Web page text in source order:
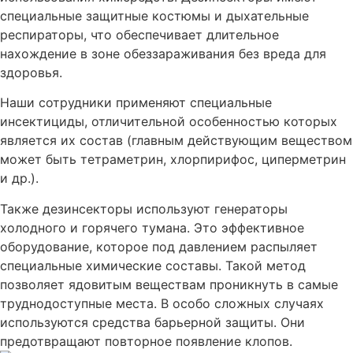
специальные защитные костюмы и дыхательные
респираторы, что обеспечивает длительное
нахождение в зоне обеззараживания без вреда для
здоровья.
Наши сотрудники применяют специальные
инсектициды, отличительной особенностью которых
является их состав (главным действующим веществом
может быть тетраметрин, хлорпирифос, циперметрин
и др.).
Также дезинсекторы используют генераторы
холодного и горячего тумана. Это эффективное
оборудование, которое под давлением распыляет
специальные химические составы. Такой метод
позволяет ядовитым веществам проникнуть в самые
труднодоступные места. В особо сложных случаях
используются средства барьерной защиты. Они
предотвращают повторное появление клопов.